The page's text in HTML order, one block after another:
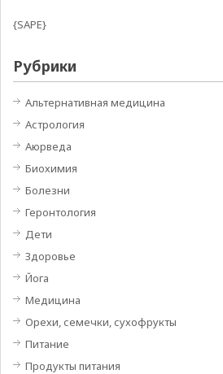
{SAPE}
Рубрики
Альтернативная медицина
Астрология
Аюрведа
Биохимия
Болезни
Геронтология
Дети
Здоровье
Йога
Медицина
Орехи, семечки, сухофрукты
Питание
Продукты питания